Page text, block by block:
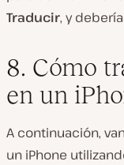
Traducir, y
8. Cómo
en un
A continuación,
un iPhone